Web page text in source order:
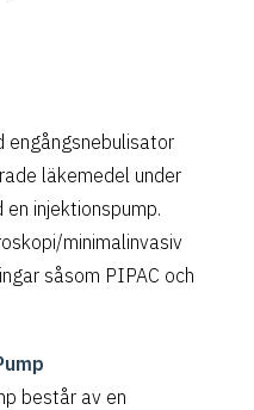
engångsnebulisator
läkemedel under
injektionspump.
minimalinvasiv
såsom PIPAC och
består av en